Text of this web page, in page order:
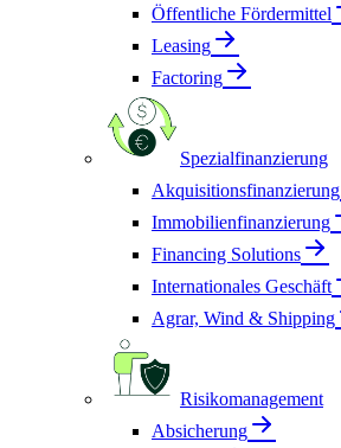
Öffentliche Fördermittel
Leasing
Factoring
Spezialfinanzierung
Akquisitionsfinanzierung
Immobilienfinanzierung
Financing Solutions
Internationales Geschäft
Agrar, Wind & Shipping
Risikomanagement
Absicherung